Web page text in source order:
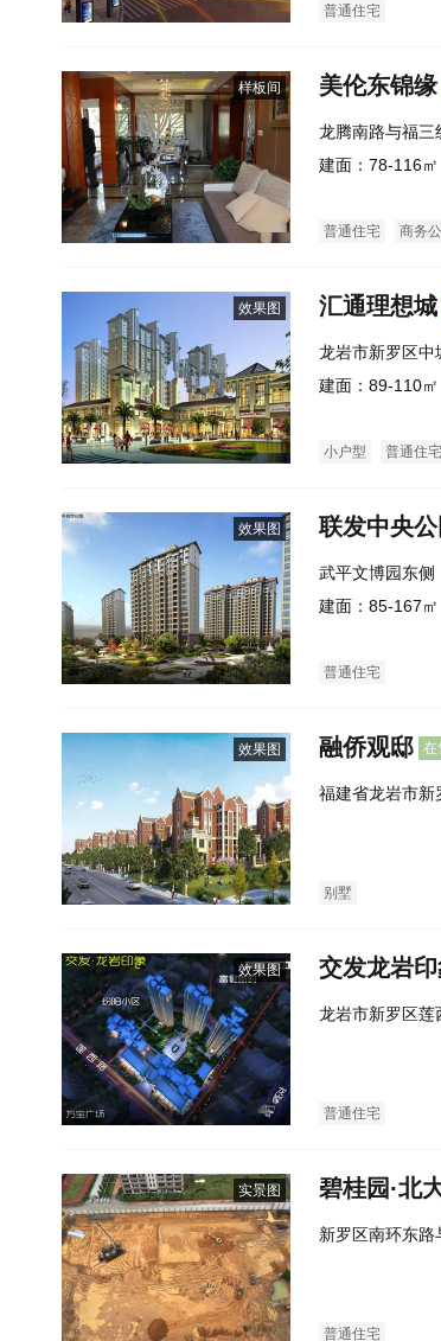
普通住宅
样板间 美伦东锦缘
龙腾南路与福三
建面：78-116
普通住宅 商务
效果图 汇通理想城
龙岩市新罗区中
建面：89-110
小户型 普通住宅
效果图 联发中央公
武平文博园东侧
建面：85-167
普通住宅
效果图 融侨观邸 在
福建省龙岩市新
别墅
效果图 交发龙岩
龙岩市新罗区莲
普通住宅
实景图 碧桂园·北
新罗区南环东路
普通住宅